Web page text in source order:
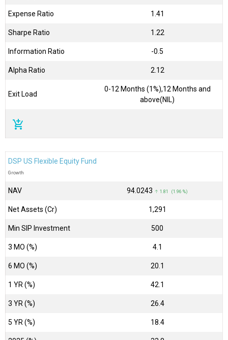
Expense Ratio 1.41
Sharpe Ratio 1.22
Information Ratio -0.5
Alpha Ratio 2.12
Exit Load
0-12 Months (1%),12 Months and
above(NIL)
add_shopping_cart
DSP US Flexible Equity Fund
Growth
NAV ₹94.0243 ↑ 1.81 (1.96 %)
Net Assets (Cr) ₹1,291
Min SIP Investment 500
3 MO (%) 4.1
6 MO (%) 20.1
1 YR (%) 42.1
3 YR (%) 26.4
5 YR (%) 18.4